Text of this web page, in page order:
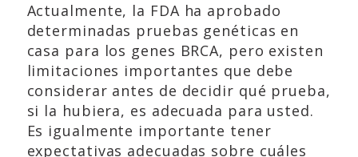
Actualmente, la FDA ha aprobado
determinadas pruebas genéticas en
casa para los genes BRCA, pero existen
limitaciones importantes que debe
considerar antes de decidir qué prueba,
si la hubiera, es adecuada para usted.
Es igualmente importante tener
expectativas adecuadas sobre cuáles